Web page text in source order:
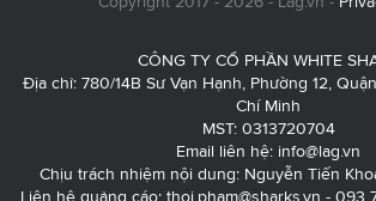
CÔNG TY CỔ PHẦN WHITE
Địa chỉ: 780/14B Sư Vạn Hạnh, Phường 12,
Chí Minh
MST: 0313720704
Email liên hệ: info@lag.vn
Chịu trách nhiệm nội dung: Nguyễn Tiến
Liên hệ quảng cáo: thoi.pham@sharks.vn - 093